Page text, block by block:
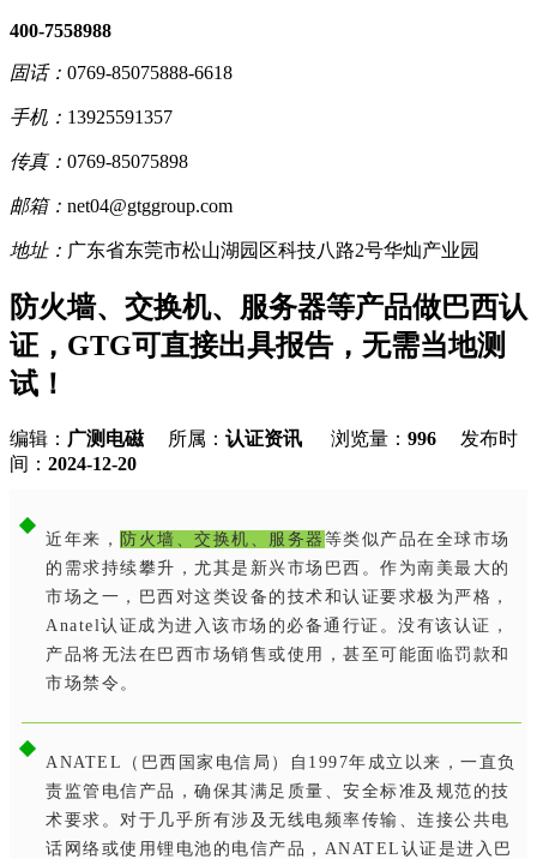
400-7558988
固话： 0769-85075888-6618
手机： 13925591357
传真： 0769-85075898
邮箱： net04@gtggroup.com
地址： 广东省东莞市松山湖园区科技八路2号华灿产业园
防火墙、交换机、服务器等产品做巴西认
证，GTG可直接出具报告，无需当地测
试！
编辑： 广测电磁所属： 认证资讯 浏览量： 996 发布时
间： 2024-12-20
近年来， 防火墙、交换机、服务器 等类似产品在全球市场
的需求持续攀升，尤其是新兴市场巴西。作为南美最大的
市场之一，巴西对这类设备的技术和认证要求极为严格，
Anatel认证成为进入该市场的必备通行证。没有该认证，
产品将无法在巴西市场销售或使用，甚至可能面临罚款和
市场禁令。
ANATEL（巴西国家电信局）自1997年成立以来，一直负
责监管电信产品，确保其满足质量、安全标准及规范的技
术要求。对于几乎所有涉及无线电频率传输、连接公共电
话网络或使用锂电池的电信产品，ANATEL认证是进入巴